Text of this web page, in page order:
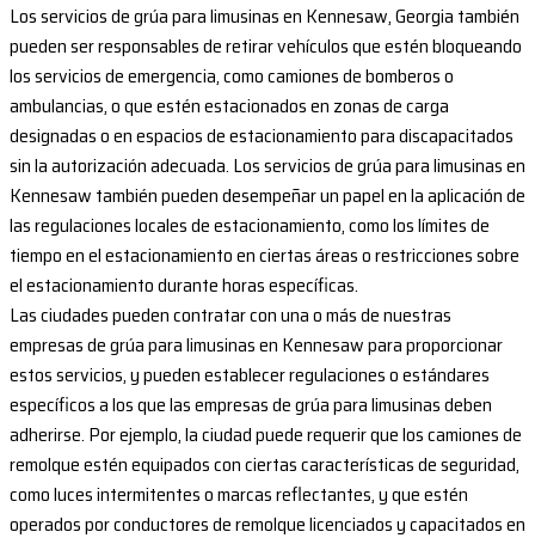
Los servicios de grúa para limusinas en Kennesaw, Georgia también
pueden ser responsables de retirar vehículos que estén bloqueando
los servicios de emergencia, como camiones de bomberos o
ambulancias, o que estén estacionados en zonas de carga
designadas o en espacios de estacionamiento para discapacitados
sin la autorización adecuada. Los servicios de grúa para limusinas en
Kennesaw también pueden desempeñar un papel en la aplicación de
las regulaciones locales de estacionamiento, como los límites de
tiempo en el estacionamiento en ciertas áreas o restricciones sobre
el estacionamiento durante horas específicas.
Las ciudades pueden contratar con una o más de nuestras
empresas de grúa para limusinas en Kennesaw para proporcionar
estos servicios, y pueden establecer regulaciones o estándares
específicos a los que las empresas de grúa para limusinas deben
adherirse. Por ejemplo, la ciudad puede requerir que los camiones de
remolque estén equipados con ciertas características de seguridad,
como luces intermitentes o marcas reflectantes, y que estén
operados por conductores de remolque licenciados y capacitados en